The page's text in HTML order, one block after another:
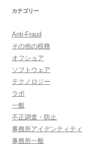
カテゴリー
Anti-Fraud
その他の税務
オフショア
ソフトウェア
テクノロジー
ラボ
一般
不正調査・防止
事務所アイデンティティ
事務所一般